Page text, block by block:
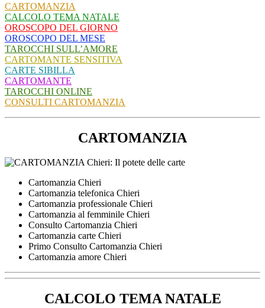
CARTOMANZIA
CALCOLO TEMA NATALE
OROSCOPO DEL GIORNO
OROSCOPO DEL MESE
TAROCCHI SULL’AMORE
CARTOMANTE SENSITIVA
CARTE SIBILLA
CARTOMANTE
TAROCCHI ONLINE
CONSULTI CARTOMANZIA
CARTOMANZIA
Cartomanzia Chieri
Cartomanzia telefonica Chieri
Cartomanzia professionale Chieri
Cartomanzia al femminile Chieri
Consulto Cartomanzia Chieri
Cartomanzia carte Chieri
Primo Consulto Cartomanzia Chieri
Cartomanzia amore Chieri
CALCOLO TEMA NATALE